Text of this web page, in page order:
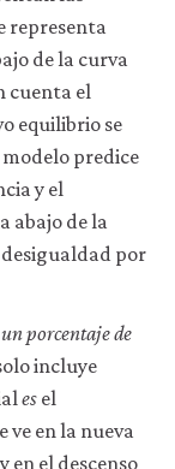
representa
de la curva
cuenta el
equilibrio se
predice
y el
abajo de la
por
porcentaje de
incluye
es el
ve en la nueva
en el descenso